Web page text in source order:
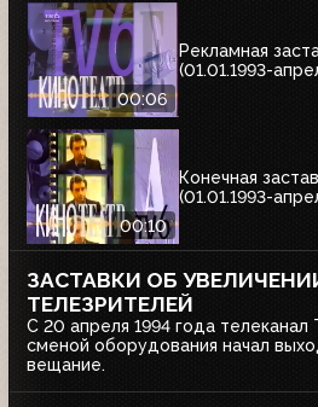
00:06
Рекламная
(01.01.1993-
00:10
Конечная
(01.01.1993-
ЗАСТАВКИ ОБ
ТЕЛЕЗРИТЕЛЕЙ
С 20 апреля 1994 года телеканал
сменой оборудования начал
вещание.